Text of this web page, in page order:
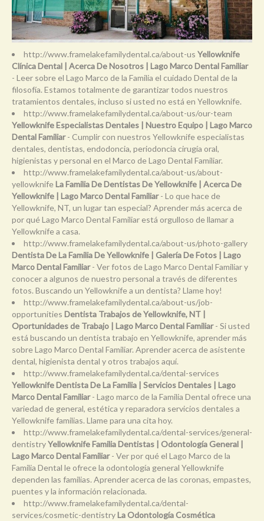
http://www.framelakefamilydental.ca/about-us Yellowknife
Clínica Dental | Acerca De Nosotros | Lago Marco Dental Familiar
- Leer sobre el Lago Marco de la Familia el cuidado Dental de la
filosofía. Estamos totalmente de garantizar todos nuestros
tratamientos dentales, incluso si usted no está en Yellowknife.
http://www.framelakefamilydental.ca/about-us/our-team
Yellowknife Especialistas Dentales | Nuestro Equipo | Lago Marco
Dental Familiar- Cumplir con nuestros Yellowknife especialistas
dentales, dentistas, endodoncia, periodoncia cirugía oral,
higienistas y personal en el Marco de Lago Dental Familiar.
http://www.framelakefamilydental.ca/about-us/about-
yellowknifeLa Familia De Dentistas De Yellowknife | Acerca De
Yellowknife | Lago Marco Dental Familiar- Lo que hace de
Yellowknife, NT, un lugar tan especial? Aprender más acerca de
por qué Lago Marco Dental Familiar está orgulloso de llamar a
Yellowknife a casa.
http://www.framelakefamilydental.ca/about-us/photo-gallery
Dentista De La Familia De Yellowknife | Galería De Fotos | Lago
Marco Dental Familiar- Ver fotos de Lago Marco Dental Familiar y
conocer a algunos de nuestro personal a través de diferentes
fotos. Buscando un Yellowknife a un dentista? Llame hoy!
http://www.framelakefamilydental.ca/about-us/job-
opportunities Dentista Trabajos de Yellowknife, NT |
Oportunidades de Trabajo | Lago Marco Dental Familiar- Si usted
está buscando un dentista trabajo en Yellowknife, aprender más
sobre Lago Marco Dental Familiar. Aprender acerca de asistente
dental, higienista dental y otros trabajos aquí.
http://www.framelakefamilydental.ca/dental-services
Yellowknife Dentista De La Familia | Servicios Dentales | Lago
Marco Dental Familiar- Lago marco de la Familia Dental ofrece una
variedad de general, estética y reparadora servicios dentales a
Yellowknife familias. Llame para una cita hoy.
http://www.framelakefamilydental.ca/dental-services/general-
dentistryYellowknife Familia Dentistas | Odontología General |
Lago Marco Dental Familiar- Ver por qué el Lago Marco de la
Familia Dental le ofrece la odontología general Yellowknife
dependen las familias. Aprender acerca de las coronas, empastes,
puentes y la información relacionada.
http://www.framelakefamilydental.ca/dental-
services/cosmetic-dentistryLa Odontología Cosmética